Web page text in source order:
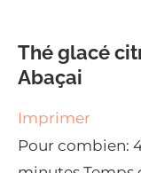
Thé glacé
Abaçai
Imprimer
Pour combien: